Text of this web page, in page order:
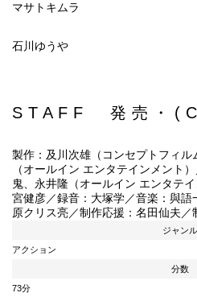
マサトキムラ
石川ゆうや
STAFF 発売・
製作：及川次雄（コンセプトフィル
（オールイン エンタテインメント
鬼、永井隆（オールイン エンタテ
宮健彦／録音：大塚学／音楽：與語
原クリス亮／制作応援：名田仙夫／
ジャンル
アクション
分数
73分